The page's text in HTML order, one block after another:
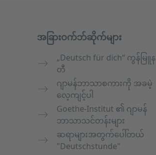
အခြားဝက်ဘ်ဆိုက်များ
„Deutsch für dich“ ကွန်မြူန
တီ
ဂျာမန်ဘာသာစကားကို အခမဲ့
လေ့ကျင့်ပါ
Goethe-Institut ၏ ဂျာမန်
ဘာသာသင်တန်းများ
ဆရာများအတွက်ပေါ်တယ်
"Deutschstunde"